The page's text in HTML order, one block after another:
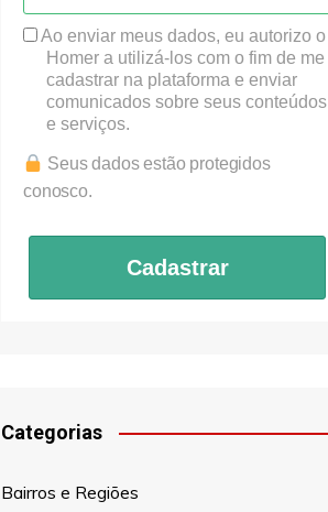
Ao enviar meus dados, eu autorizo o
Homer a utilizá-los com o fim de me
cadastrar na plataforma e enviar
comunicados sobre seus conteúdos
e serviços.
Seus dados estão protegidos
conosco.
Cadastrar
Categorias
Bairros e Regiões